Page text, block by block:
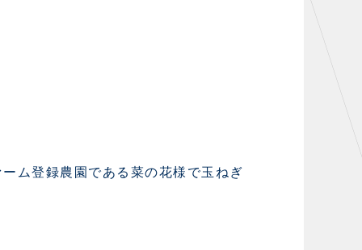
ム登録農園である菜の花様で玉ねぎ